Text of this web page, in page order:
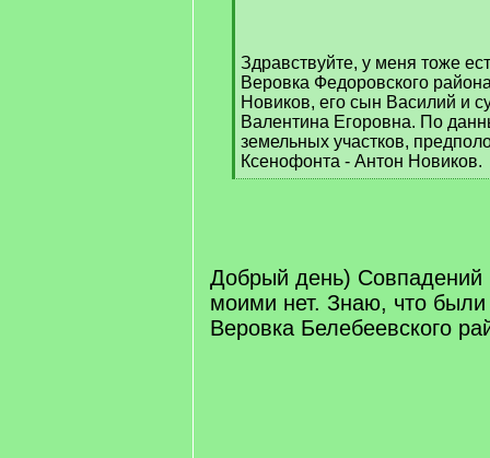
Здравствуйте, у меня тоже
Веровка Федоровского
Новиков, его сын Василий и
Валентина Егоровна. По
земельных участков,
Ксенофонта - Антон Новиков.
[
Добрый день)
моими нет. Знаю, что
Веровка Белебеевского